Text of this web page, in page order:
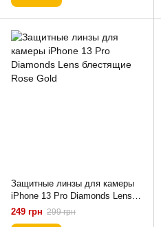
Защитные линзы для камеры
iPhone 13 Pro Diamonds Lens
блестящие Rose Gold
249 грн 299 грн